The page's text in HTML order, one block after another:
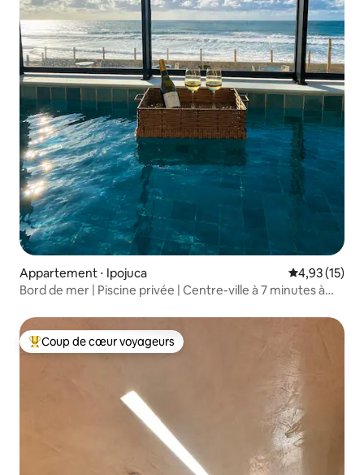
Appartement ⋅ Ipojuca Évaluation
4,93 (15)
Bord de mer | Piscine privée | Centre-ville à 7 minutes à
Coups de cœur voyageurs les plus appréciés
Coup de cœur voyageurs